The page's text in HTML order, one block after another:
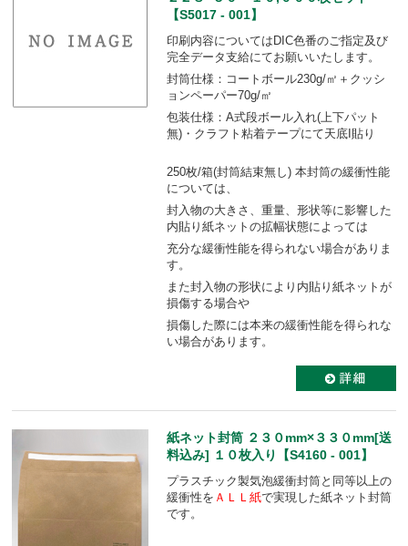
【S5017 - 001】
印刷内容についてはDIC色番のご指定及び
完全データ支給にてお願いいたします。
封筒仕様：コートボール230g/㎡＋クッシ
ョンペーパー70g/㎡
包装仕様：A式段ボール入れ(上下パット
無)・クラフト粘着テープにて天底I貼り
250枚/箱(封筒結束無し) 本封筒の緩衝性能
については、
封入物の大きさ、重量、形状等に影響した
内貼り紙ネットの拡幅状態によっては
充分な緩衝性能を得られない場合がありま
す。
また封入物の形状により内貼り紙ネットが
損傷する場合や
損傷した際には本来の緩衝性能を得られな
い場合があります。
紙ネット封筒 ２３０mm×３３０mm[送
料込み] １０枚入り【S4160 - 001】
プラスチック製気泡緩衝封筒と同等以上の
緩衝性を ＡＬＬ紙で実現した紙ネット封筒
です。